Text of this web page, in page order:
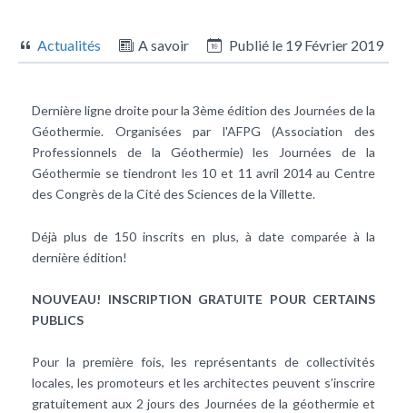
Actualités A savoir Publié le 19 Février 2019
Dernière ligne droite pour la 3ème édition des Journées de la
Géothermie. Organisées par l'AFPG (Association des
Professionnels de la Géothermie) les Journées de la
Géothermie se tiendront les 10 et 11 avril 2014 au Centre
des Congrès de la Cité des Sciences de la Villette.
Déjà plus de 150 inscrits en plus, à date comparée à la
dernière édition!
NOUVEAU! INSCRIPTION GRATUITE POUR CERTAINS
PUBLICS
Pour la première fois, les représentants de collectivités
locales, les promoteurs et les architectes peuvent s’inscrire
gratuitement aux 2 jours des Journées de la géothermie et